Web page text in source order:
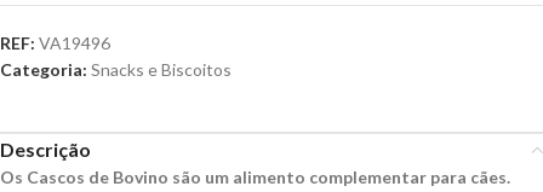
REF: VA19496
Categoria: Snacks e Biscoitos
Descrição
Os Cascos de Bovino são um alimento complementar para cães.